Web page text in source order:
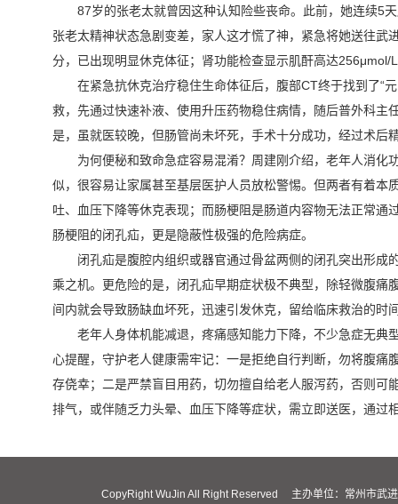
87岁的张老太就曾因这种认知险些丧命。此前，她连续5
张老太精神状态急剧变差，家人这才慌了神，紧急将她送往
分，已出现明显休克体征；肾功能检查显示肌酐高达
在紧急抗休克治疗稳住生命体征后，腹部CT终于找到了
救，先通过快速补液、使用升压药物稳住病情，随后普外科
是，虽就医较晚，但肠管尚未坏死，手术十分成功，经过术后
为何便秘和致命急症容易混淆？周建刚介绍，老年人消
似，很容易让家属甚至基层医护人员放松警惕。但两者有着
吐、血压下降等休克表现；而肠梗阻是肠道内容物无法正常
肠梗阻的闭孔疝，更是隐蔽性极强的危险病症。
闭孔疝是腹腔内组织或器官通过骨盆两侧的闭孔突出形
乘之机。更危险的是，闭孔疝早期症状极不典型，除轻微腹
间内就会导致肠缺血坏死，迅速引发休克，留给临床救治的时
老年人身体机能减退，疼痛感知能力下降，不少急症无典
心提醒，守护老人健康需牢记：一是拒绝自行判断，勿将腹
存侥幸；二是严禁盲目用药，切勿擅自给老人服泻药，否则
排气，或伴随乏力头晕、血压下降等症状，需立即送医，通过
CopyRight WuJin All Right Reserved 主办单位：常州市